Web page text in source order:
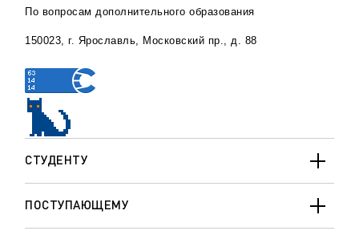
СТУДЕНТУ
ПОСТУПАЮЩЕМУ
По вопросам дополнительного образования
150023, г. Ярославль, Московский пр., д. 88